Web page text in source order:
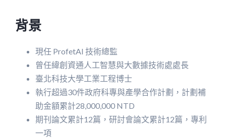
背景
現任 ProfetAI 技術總監
曾任緯創資通人工智慧與大數據技術處處長
臺北科技大學工業工程博士
執行超過30件政府科專與產學合作計劃，計劃補
助金額累計28,000,000 NTD
期刊論文累計12篇，研討會論文累計12篇，專利
一項